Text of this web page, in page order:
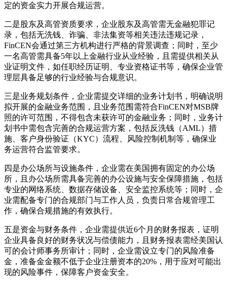
定的资金实力开展合规运营。
二是股东及高管资质要求，企业股东及高管需无金融犯罪记
录，包括无洗钱、诈骗、非法集资等相关违法违规记录，
FinCEN会通过第三方机构进行严格的背景调查；同时，至少
一名高管需具备5年以上金融行业从业经验，且需提供相关从
业证明文件，如任职经历证明、专业资格证书等，确保企业管
理层具备足够的行业经验与合规意识。
三是业务规划条件，企业需提交详细的业务计划书，明确说明
拟开展的金融业务范围，且业务范围需符合FinCEN对MSB牌
照的许可范围，不得包含未获许可的金融业务；同时，业务计
划书中需包含完善的合规运营方案，包括反洗钱（AML）措
施、客户身份验证（KYC）流程、风险控制机制等，确保业
务运营符合监管要求。
四是办公场所与设施条件，企业需在美国拥有固定的办公场
所，且办公场所需具备完善的办公设施与安全保障措施，包括
专业的网络系统、数据存储设备、安全监控系统等；同时，企
业需配备专门的合规部门与工作人员，负责日常合规管理工
作，确保合规措施的有效执行。
五是资金与财务条件，企业需提供近6个月的财务报表，证明
企业具备良好的财务状况与偿债能力，且财务报表需经美国认
可的会计师事务所审计；同时，企业需设立专门的风险准备
金，准备金金额不低于企业注册资本的20%，用于应对可能出
现的风险事件，保障客户资金安全。